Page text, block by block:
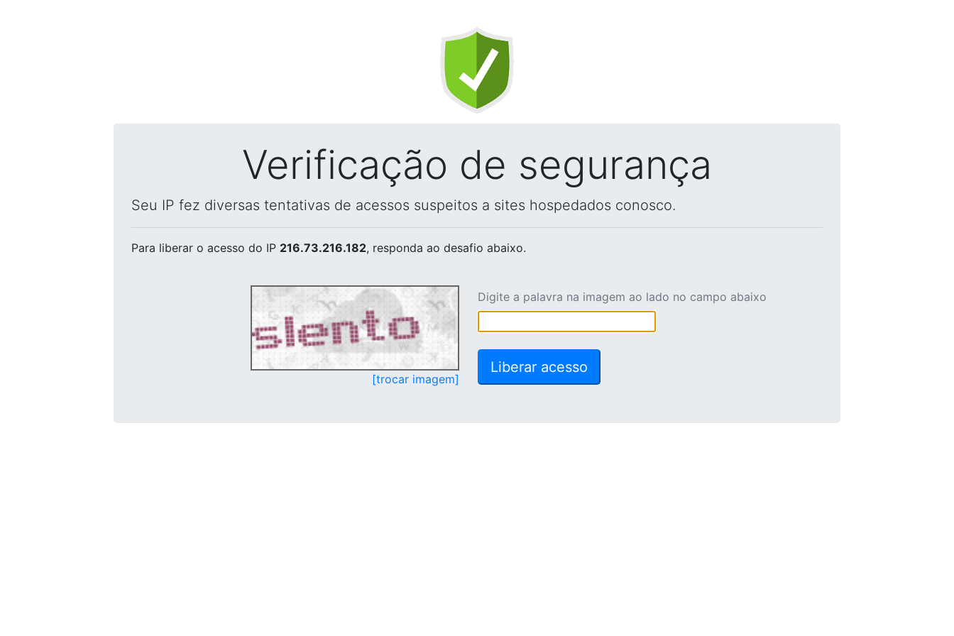
Verificação de segurança
Seu IP fez diversas tentativas de acessos suspeitos a sites hospedados conosco.
Para liberar o acesso do IP 216.73.216.182, responda ao desafio abaixo.
[trocar imagem]
Digite a palavra na imagem ao lado no campo abaixo